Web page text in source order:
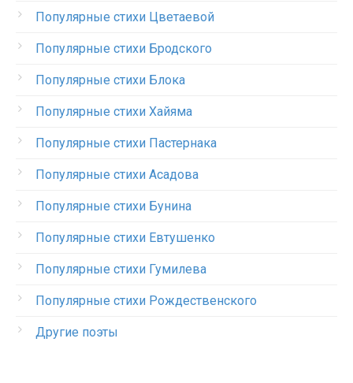
Популярные стихи Цветаевой
Популярные стихи Бродского
Популярные стихи Блока
Популярные стихи Хайяма
Популярные стихи Пастернака
Популярные стихи Асадова
Популярные стихи Бунина
Популярные стихи Евтушенко
Популярные стихи Гумилева
Популярные стихи Рождественского
Другие поэты